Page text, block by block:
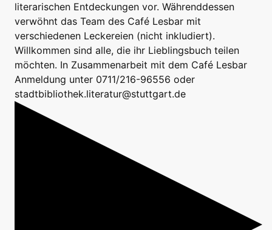
literarischen Entdeckungen vor. Währenddessen
verwöhnt das Team des Café Lesbar mit
verschiedenen Leckereien (nicht inkludiert).
Willkommen sind alle, die ihr Lieblingsbuch teilen
möchten. In Zusammenarbeit mit dem Café Lesbar
Anmeldung unter 0711/216-96556 oder
stadtbibliothek.literatur@stuttgart.de